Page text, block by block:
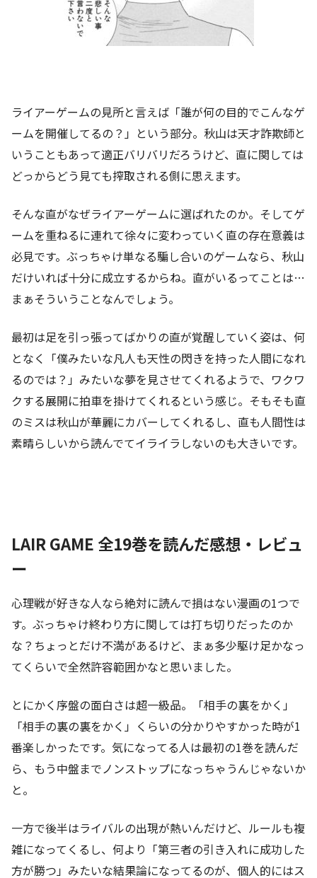
ライアーゲームの見所と言えば「誰が何の目的でこんなゲ
ームを開催してるの？」という部分。秋山は天才詐欺師と
いうこともあって適正バリバリだろうけど、直に関しては
どっからどう見ても搾取される側に思えます。
そんな直がなぜライアーゲームに選ばれたのか。そしてゲ
ームを重ねるに連れて徐々に変わっていく直の存在意義は
必見です。ぶっちゃけ単なる騙し合いのゲームなら、秋山
だけいれば十分に成立するからね。直がいるってことは…
まぁそういうことなんでしょう。
最初は足を引っ張ってばかりの直が覚醒していく姿は、何
となく「僕みたいな凡人も天性の閃きを持った人間になれ
るのでは？」みたいな夢を見させてくれるようで、ワクワ
クする展開に拍車を掛けてくれるという感じ。そもそも直
のミスは秋山が華麗にカバーしてくれるし、直も人間性は
素晴らしいから読んでてイライラしないのも大きいです。
LAIR GAME 全19巻を読んだ感想・レビュ
ー
心理戦が好きな人なら絶対に読んで損はない漫画の1つで
す。ぶっちゃけ終わり方に関しては打ち切りだったのか
な？ちょっとだけ不満があるけど、まぁ多少駆け足かなっ
てくらいで全然許容範囲かなと思いました。
とにかく序盤の面白さは超一級品。「相手の裏をかく」
「相手の裏の裏をかく」くらいの分かりやすかった時が1
番楽しかったです。気になってる人は最初の1巻を読んだ
ら、もう中盤までノンストップになっちゃうんじゃないか
と。
一方で後半はライバルの出現が熱いんだけど、ルールも複
雑になってくるし、何より「第三者の引き入れに成功した
方が勝つ」みたいな結果論になってるのが、個人的にはス